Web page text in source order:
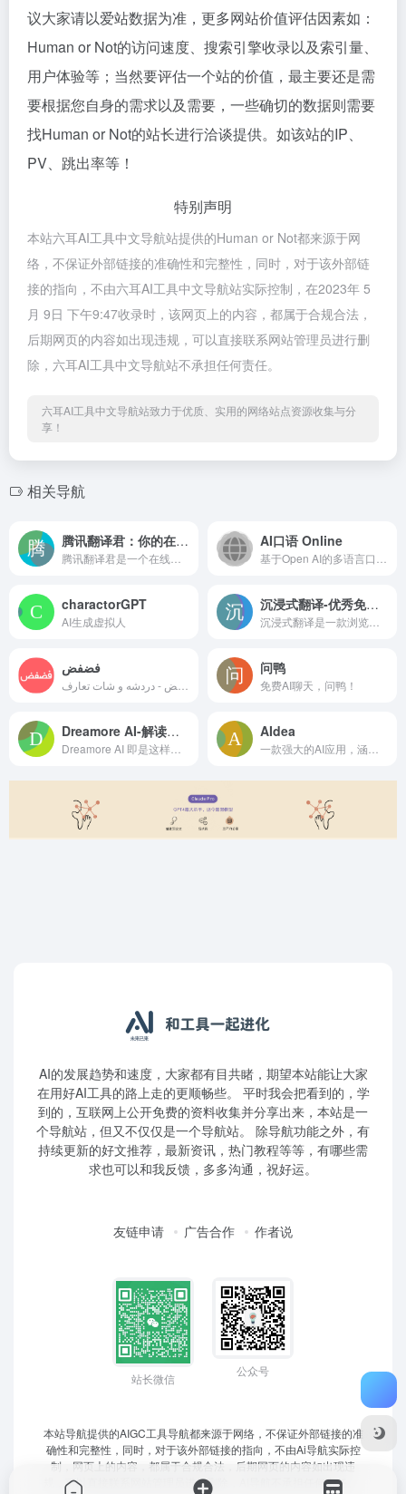
议大家请以爱站数据为准，更多网站价值评估因素如：
Human or Not的访问速度、搜索引擎收录以及索引量、
用户体验等；当然要评估一个站的价值，最主要还是需
要根据您自身的需求以及需要，一些确切的数据则需要
找Human or Not的站长进行洽谈提供。如该站的IP、
PV、跳出率等！
特别声明
本站六耳AI工具中文导航站提供的Human or Not都来源于网
络，不保证外部链接的准确性和完整性，同时，对于该外部链
接的指向，不由六耳AI工具中文导航站实际控制，在2023年 5
月 9日 下午9:47收录时，该网页上的内容，都属于合规合法，
后期网页的内容如出现违规，可以直接联系网站管理员进行删
除，六耳AI工具中文导航站不承担任何责任。
六耳AI工具中文导航站致力于优质、实用的网络站点资源收集与分
享！
相关导航
腾讯翻译君：你的在线翻译专家 AI口语 Online
charactorGPT
AI生成虚拟人
沉浸式翻译-优秀免费的网页翻译工具
فضفض 问鸭
免费AI聊天，问鸭！
Dreamore AI-解读并描绘你的梦境 AIdea
AI的发展趋势和速度，大家都有目共睹，期望本站能让大家
在用好AI工具的路上走的更顺畅些。 平时我会把看到的，学
到的，互联网上公开免费的资料收集并分享出来，本站是一
个导航站，但又不仅仅是一个导航站。 除导航功能之外，有
持续更新的好文推荐，最新资讯，热门教程等等，有哪些需
求也可以和我反馈，多多沟通，祝好运。
友链申请 广告合作 作者说
站长微信
公众号
本站导航提供的AIGC工具导航都来源于网络，不保证外部链接的准
确性和完整性，同时，对于该外部链接的指向，不由Ai导航实际控
制，网页上的内容，都属于合规合法，后期网页的内容如出现违
规，可以直接联系网站管理员进行删除，Ai导航不承担任何责任。